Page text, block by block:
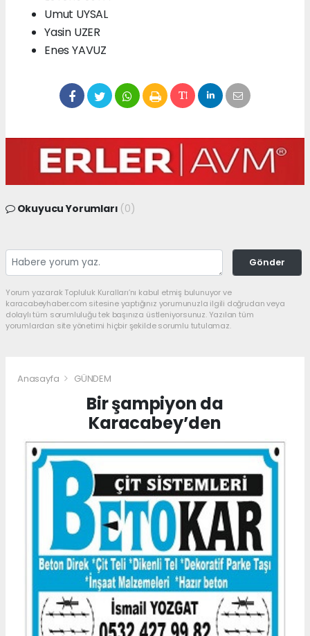
Umut UYSAL
Yasin UZER
Enes YAVUZ
Okuyucu Yorumları (0)
Gönder
Yorum yazarak Topluluk Kuralları’nı kabul etmiş bulunuyor ve
karacabeyhaber.com sitesine yaptığınız yorumunuzla ilgili doğrudan veya
dolaylı tüm sorumluluğu tek başınıza üstleniyorsunuz. Yazılan tüm
yorumlardan site yönetimi hiçbir şekilde sorumlu tutulamaz.
Anasayfa GÜNDEM
Bir şampiyon da
Karacabey’den